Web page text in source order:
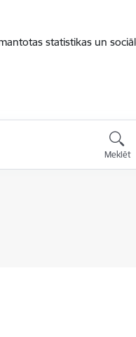
statistikas un
Meklēt